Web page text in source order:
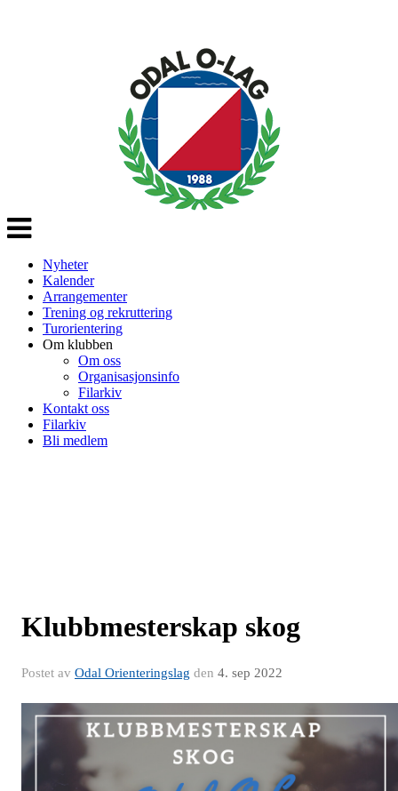
Veksle
navigasjon
Nyheter
Kalender
Arrangementer
Trening og rekruttering
Turorientering
Om klubben
Om oss
Organisasjonsinfo
Filarkiv
Kontakt oss
Filarkiv
Bli medlem
Klubbmesterskap skog
Postet av Odal Orienteringslag den 4. sep 2022